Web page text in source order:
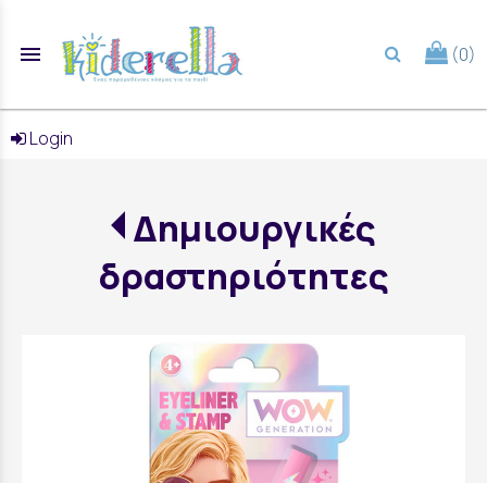
menu (0)
Login
Δημιουργικές
δραστηριότητες